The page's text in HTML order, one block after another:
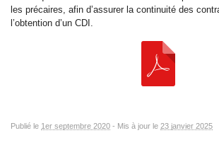
les précaires, afin d’assurer la continuité des
l’obtention d’un CDI.
Publié le 1er septembre 2020 - Mis à jour le 23 janvier 2025